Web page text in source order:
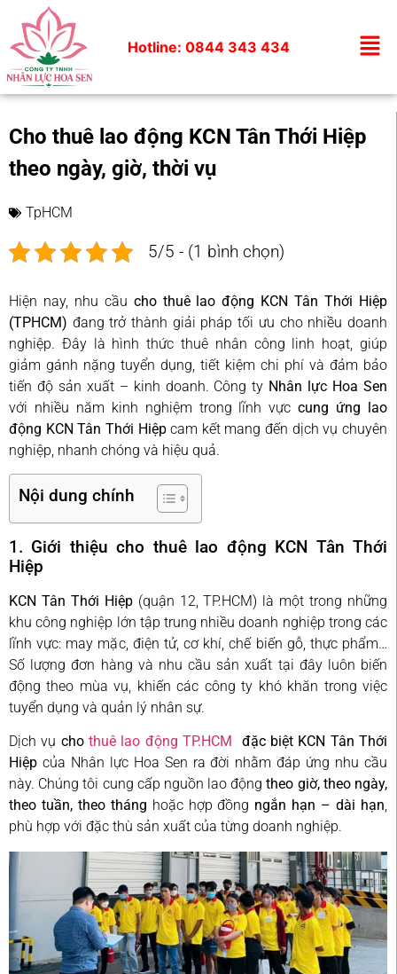
Hotline: 0844 343 434
Cho thuê lao động KCN Tân Thới Hiệp
theo ngày, giờ, thời vụ
TpHCM
5/5 - (1 bình chọn)
Hiện nay, nhu cầu cho thuê lao động KCN Tân Thới Hiệp
(TPHCM) đang trở thành giải pháp tối ưu cho nhiều doanh
nghiệp. Đây là hình thức thuê nhân công linh hoạt, giúp
giảm gánh nặng tuyển dụng, tiết kiệm chi phí và đảm bảo
tiến độ sản xuất – kinh doanh. Công ty Nhân lực Hoa Sen
với nhiều năm kinh nghiệm trong lĩnh vựccung ứng lao
động KCN Tân Thới Hiệpcam kết mang đến dịch vụ chuyên
nghiệp, nhanh chóng và hiệu quả.
Nội dung chính
1. Giới thiệu cho thuê lao động KCN Tân Thới
Hiệp
KCN Tân Thới Hiệp(quận 12, TP.HCM) là một trong những
khu công nghiệp lớn tập trung nhiều doanh nghiệp trong các
lĩnh vực: may mặc, điện tử, cơ khí, chế biến gỗ, thực phẩm…
Số lượng đơn hàng và nhu cầu sản xuất tại đây luôn biến
động theo mùa vụ, khiến các công ty khó khăn trong việc
tuyển dụng và quản lý nhân sự.
Dịch vụ chothuê lao động TP.HCM
đặc biệt KCN Tân Thới
Hiệp của Nhân lực Hoa Sen ra đời nhằm đáp ứng nhu cầu
này. Chúng tôi cung cấp nguồn lao độngtheo giờ, theo ngày,
theo tuần, theo tháng hoặc hợp đồng ngắn hạn – dài hạn,
phù hợp với đặc thù sản xuất của từng doanh nghiệp.